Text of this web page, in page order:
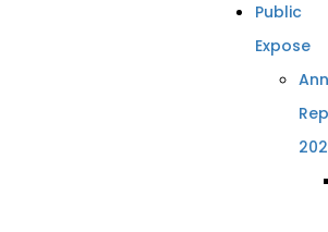
Public
Expose